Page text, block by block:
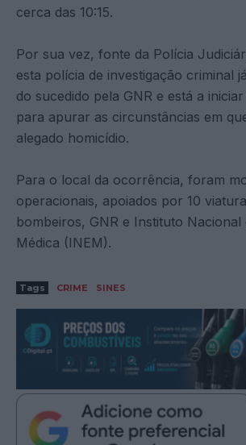
cerca das 10:15.
Por sua vez, fonte da Polícia
esta polícia de investigação criminal
do sucedido pela GNR e está a
para apurar as circunstâncias em
alegado homicídio.
Para o local da ocorrência, foram
operacionais, apoiados por 10
bombeiros, GNR e Instituto Nacional
Médica (INEM).
Tags CRIME SINES